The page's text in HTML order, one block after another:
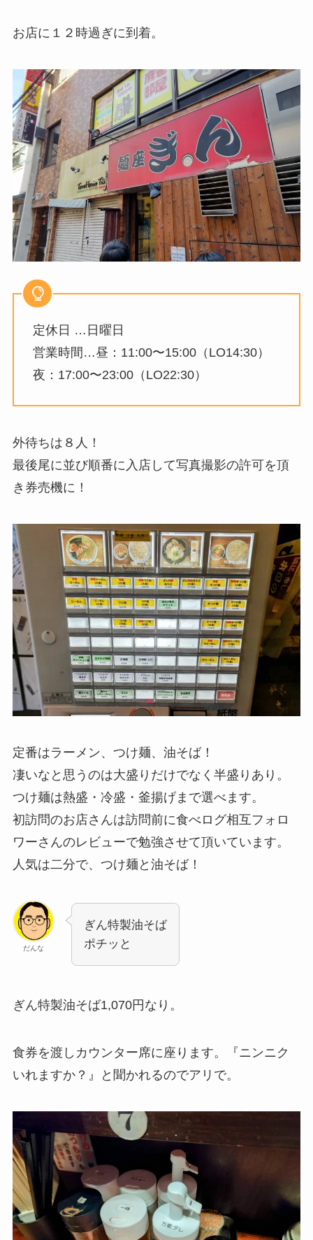
お店に１２時過ぎに到着。
定休日 …日曜日
営業時間…昼：11:00〜15:00（LO14:30）
夜：17:00〜23:00（LO22:30）
外待ちは８人！
最後尾に並び順番に入店して写真撮影の許可を頂
き券売機に！
定番はラーメン、つけ麺、油そば！
凄いなと思うのは大盛りだけでなく半盛りあり。
つけ麺は熱盛・冷盛・釜揚げまで選べます。
初訪問のお店さんは訪問前に食べログ相互フォロ
ワーさんのレビューで勉強させて頂いています。
人気は二分で、つけ麺と油そば！
だんな
ぎん特製油そば
ポチッと
ぎん特製油そば1,070円なり。
食券を渡しカウンター席に座ります。『ニンニク
いれますか？』と聞かれるのでアリで。